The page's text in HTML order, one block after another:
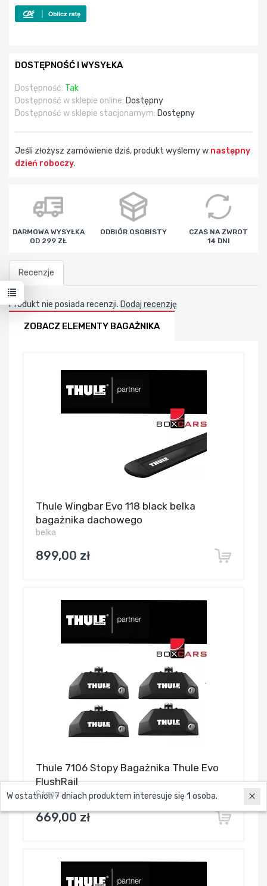
DOSTĘPNOŚĆ I WYSYŁKA
Dostępność: Tak
Dostępność w sklepie online: Dostępny
Dostępność w sklepie stacjonarnym: Dostępny
Jeśli złożysz zamówienie dziś, produkt wyślemy w następny
dzień roboczy.
godz min
DARMOWA WYSYŁKA
OD 299 ZŁ
ODBIÓR OSOBISTY
CZAS NA ZWROT
14 DNI
Recenzje
Produkt nie posiada recenzji. Dodaj recenzję
ZOBACZ ELEMENTY BAGAŻNIKA
Thule Wingbar Evo 118 black belka
bagażnika dachowego
belka
899,00 zł
Thule 7106 Stopy Bagażnika Thule Evo
FlushRail
Stopa
669,00 zł
W ostatnich 7 dniach produktem interesuje się 1 osoba.